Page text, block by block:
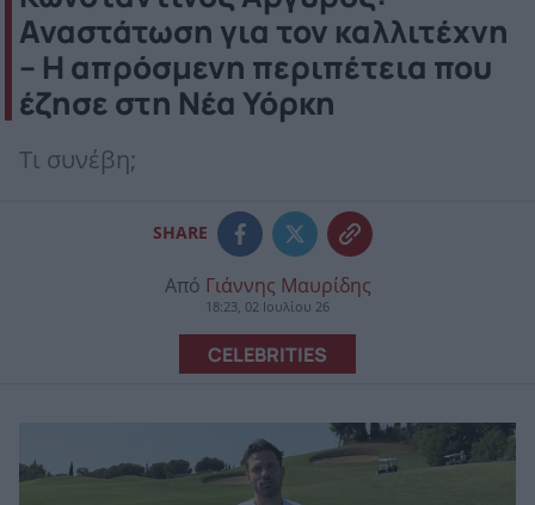
Αναστάτωση για τον καλλιτέχνη
– Η απρόσμενη περιπέτεια που
έζησε στη Νέα Υόρκη
Τι συνέβη;
SHARE
Από Γιάννης Μαυρίδης
18:23, 02 Ιουλίου 26
CELEBRITIES